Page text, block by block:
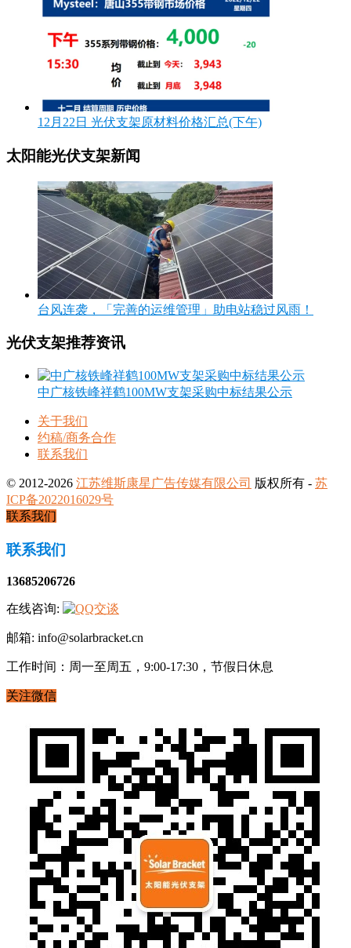
12月22日 光伏支架原材料价格汇总(下午)
太阳能光伏支架新闻
台风连袭，「完善的运维管理」助电站稳过风雨！
光伏支架推荐资讯
中广核铁峰祥鹤100MW支架采购中标结果公示
关于我们
约稿/商务合作
联系我们
© 2012-2026 江苏维斯康星广告传媒有限公司 版权所有 - 苏
ICP备2022016029号
联系我们
联系我们
13685206726
在线咨询:
邮箱: info@solarbracket.cn
工作时间：周一至周五，9:00-17:30，节假日休息
关注微信